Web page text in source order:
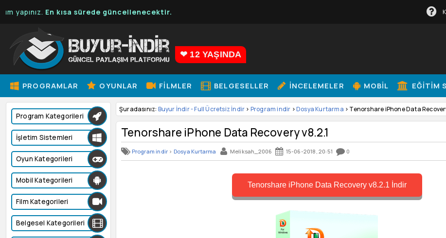
En kısa sürede güncellenecektir.
❤ 12 YAŞINDA
PROGRAMLAR OYUNLAR FILMLER BELGESELLER İNCELEMELER MOBIL EĞITIM
Program Kategorileri
İşletim Sistemleri
Oyun Kategorileri
Mobil Kategorileri
Film Kategorileri
Belgesel Kategorileri
Şuradasınız: Buyur İndir - Full Ücretsiz İndir > Program indir >Dosya Kurtarma > Tenorshare iPhone Data
Tenorshare iPhone Data Recovery v8.2.1
Program indir > Dosya Kurtarma Meliksah_2006 15-06-2018, 20:51 0
Tenorshare iPhone Data Recovery v8.2.1 İndir